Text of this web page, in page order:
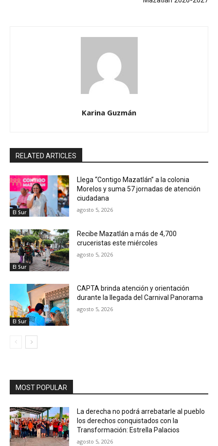
Karina Guzmán
RELATED ARTICLES
El Sur
Llega “Contigo Mazatlán” a la colonia
Morelos y suma 57 jornadas de atención
ciudadana
agosto 5, 2026
El Sur
Recibe Mazatlán a más de 4,700
cruceristas este miércoles
agosto 5, 2026
El Sur
CAPTA brinda atención y orientación
durante la llegada del Carnival Panorama
agosto 5, 2026
MOST POPULAR
La derecha no podrá arrebatarle al pueblo
los derechos conquistados con la
Transformación: Estrella Palacios
agosto 5, 2026